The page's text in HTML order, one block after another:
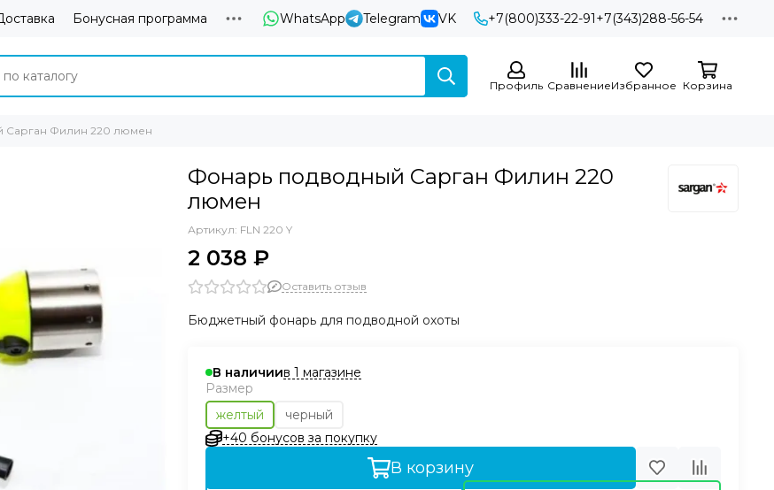
Бонусная программа WhatsApp Telegram VK +7(800)333-22-91+7(343)288-56-54
Профиль СравнениеИзбранное Корзина
Сарган Филин 220 люмен
Фонарь подводный Сарган Филин 220
люмен
Артикул: FLN 220 Y
2 038 ₽
Оставить отзыв
Бюджетный фонарь для подводной охоты
В наличиив 1 магазине
Размер
желтый
черный
+40 бонусов за покупку
В корзину